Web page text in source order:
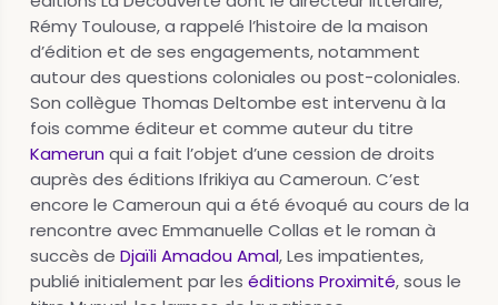
Rémy Toulouse, a rappelé l’histoire de la maison
d’édition et de ses engagements, notamment
autour des questions coloniales ou post-coloniales.
Son collègue Thomas Deltombe est intervenu à la
fois comme éditeur et comme auteur du titre
Kamerunqui a fait l’objet d’une cession de droits
auprès des éditions Ifrikiya au Cameroun. C’est
encore le Cameroun qui a été évoqué au cours de la
rencontre avec Emmanuelle Collas et le roman à
succès de Djaïli Amadou Amal, Les impatientes,
publié initialement par les éditions Proximité, sous le